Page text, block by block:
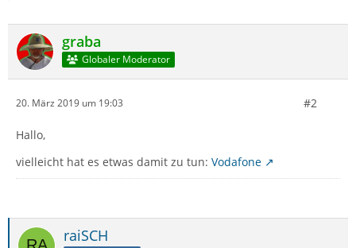
graba
Globaler Moderator
20. März 2019 um 19:03 #2
Hallo,
vielleicht hat es etwas damit zu tun: Vodafone
raiSCH